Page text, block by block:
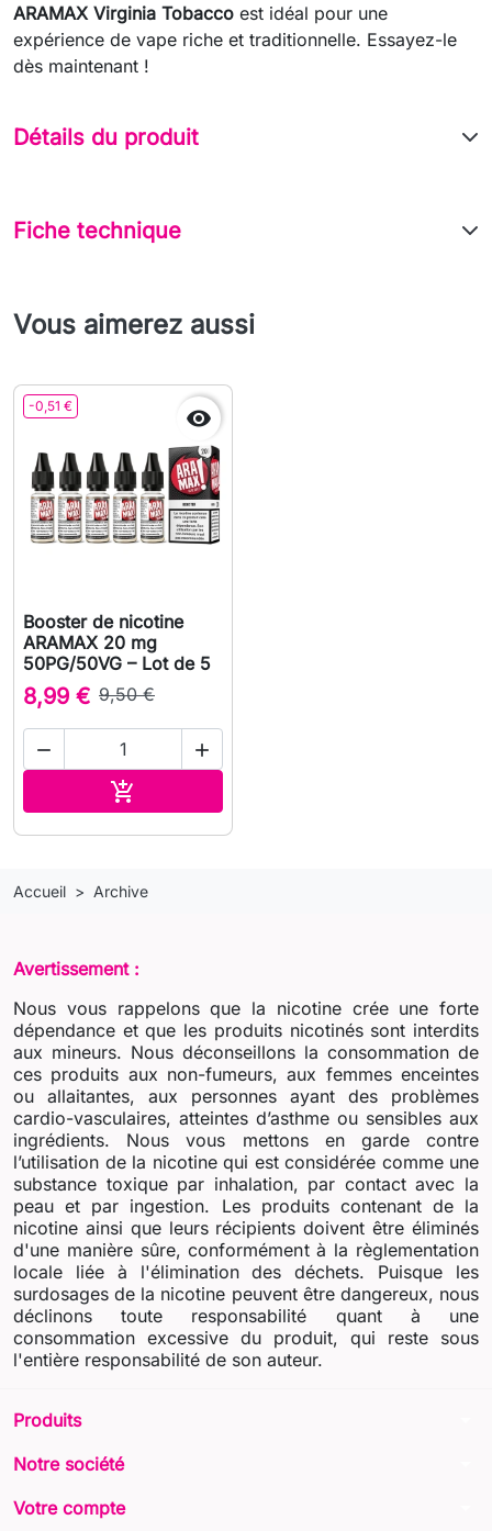
ARAMAX Virginia Tobacco est idéal pour une
expérience de vape riche et traditionnelle. Essayez-le
dès maintenant !
Détails du produit
Fiche technique
Vous aimerez aussi
-0,51 € 
Booster de nicotine
ARAMAX 20 mg
50PG/50VG – Lot de 5
8,99 € 9,50 €
 

Accueil Archive
Avertissement :
Nous vous rappelons que la nicotine crée une forte
dépendance et que les produits nicotinés sont interdits
aux mineurs. Nous déconseillons la consommation de
ces produits aux non-fumeurs, aux femmes enceintes
ou allaitantes, aux personnes ayant des problèmes
cardio-vasculaires, atteintes d’asthme ou sensibles aux
ingrédients. Nous vous mettons en garde contre
l’utilisation de la nicotine qui est considérée comme une
substance toxique par inhalation, par contact avec la
peau et par ingestion. Les produits contenant de la
nicotine ainsi que leurs récipients doivent être éliminés
d'une manière sûre, conformément à la règlementation
locale liée à l'élimination des déchets. Puisque les
surdosages de la nicotine peuvent être dangereux, nous
déclinons toute responsabilité quant à une
consommation excessive du produit, qui reste sous
l'entière responsabilité de son auteur.
Produits
Notre société
Votre compte